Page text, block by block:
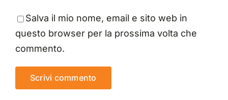
Salva il mio nome, email e sito web in
questo browser per la prossima volta che
commento.